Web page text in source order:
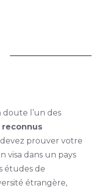
doute l’un des
reconnus
devez prouver votre
visa dans un pays
études de
étrangère,